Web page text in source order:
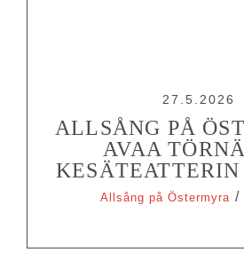
27.5.2026
ALLSÅNG PÅ
AVAA
Allsång på Östermyra /